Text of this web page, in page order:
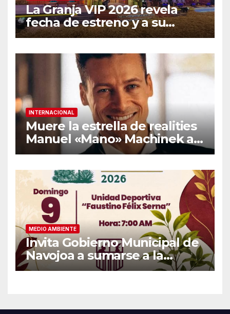
La Granja VIP 2026 revela
fecha de estreno y a su
primer famoso confirmado
INTERNACIONAL
Muere la estrella de realities
Manuel «Mano» Machinek a
los 37 años
MEDIO AMBIENTE
Invita Gobierno Municipal de
Navojoa a sumarse a la
Jornada Nacional de